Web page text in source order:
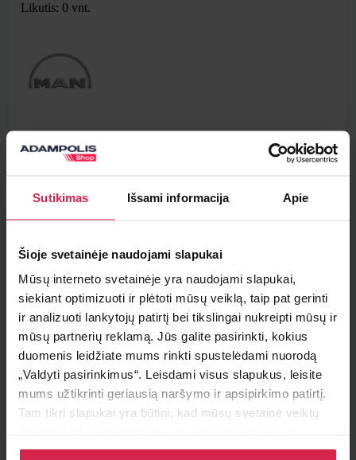
Sutikimas Išsami informacija Apie
Šioje svetainėje naudojami slapukai
Mūsų interneto svetainėje yra naudojami slapukai,
siekiant optimizuoti ir plėtoti mūsų veiklą, taip pat gerinti
ir analizuoti lankytojų patirtį bei tikslingai nukreipti mūsų ir
mūsų partnerių reklamą. Jūs galite pasirinkti, kokius
duomenis leidžiate mums rinkti spustelėdami nuorodą
„Valdyti pasirinkimus“. Leisdami visus slapukus, leisite
mums užtikrinti geriausią naršymo ir apsipirkimo patirtį.
Tam tikri slapukai yra būtini, kad mūsų svetainė veiktų
Daugiau informacijos apie slapukus ir kaip mes juos
Likutis: 0 vnt.
10,71 €
Minimalus pirkimo kiekis 1vnt.
Pakuotės informacija 1 vnt.
Teirautis apie prekę
Radai pigiau ?
Pristatymo sąlygos